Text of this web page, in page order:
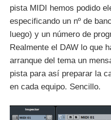
pista MIDI hemos podido
especificando un nº de
luego) y un número de
Realmente el DAW lo que
arranque del tema un
pista para así preparar la
en cada equipo. Sencillo.